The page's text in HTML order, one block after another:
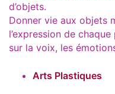
d’objets.
Donner vie aux objets
l’expression de
sur la voix, les
Arts Plastiques